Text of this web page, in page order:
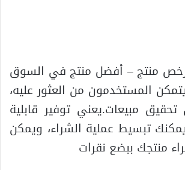
منتج – أفضل منتج في السوق
المستخدمون من العثور عليه،
مبيعات.يعني توفير قابلية
تبسيط عملية الشراء، ويمكن
منتجك ببضع نقرات